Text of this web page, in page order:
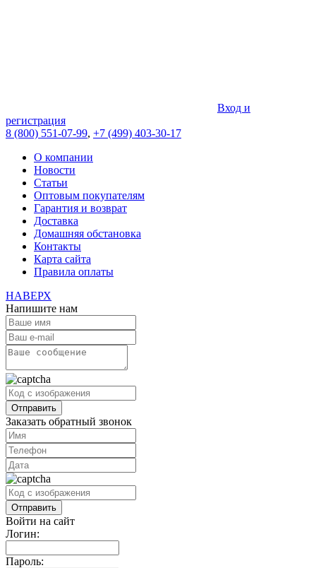
Вход и
регистрация
8 (800) 551-07-99, +7 (499) 403-30-17
О компании
Новости
Статьи
Оптовым покупателям
Гарантия и возврат
Доставка
Домашняя обстановка
Контакты
Карта сайта
Правила оплаты
НАВЕРХ
Напишите нам
Заказать обратный звонок
Войти на сайт
Логин:
Пароль: